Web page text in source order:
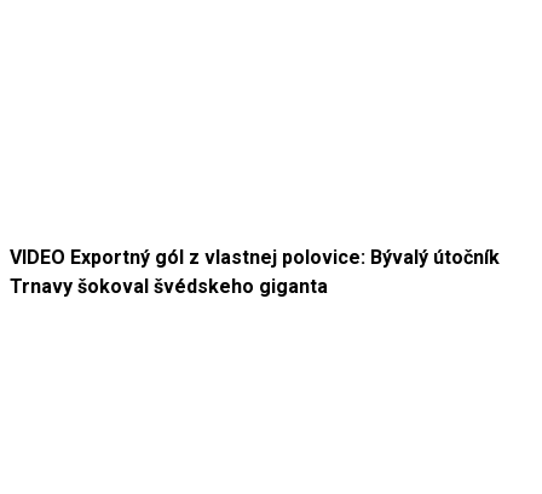
VIDEO Exportný gól z vlastnej polovice: Bývalý útočník
Trnavy šokoval švédskeho giganta